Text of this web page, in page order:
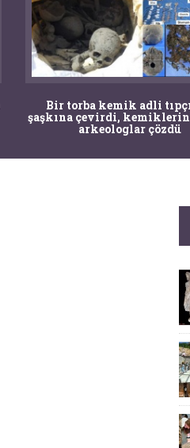
Bir torba kemik adli
şaşkına çevirdi, kemiklerin
arkeologlar çözdü